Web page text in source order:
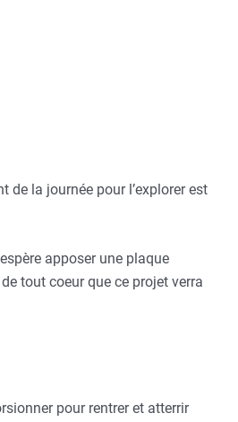
de la journée pour l’explorer est
apposer une plaque
tout coeur que ce projet verra
pour rentrer et atterrir